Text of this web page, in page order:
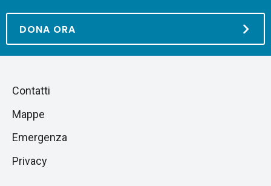
DONA ORA
Salta
sezione
Piè
di
pagina
Contatti
Mappe
Emergenza
Privacy